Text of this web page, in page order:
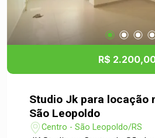
R$
Studio Jk para locação
São Leopoldo
Centro - São Leopoldo/RS